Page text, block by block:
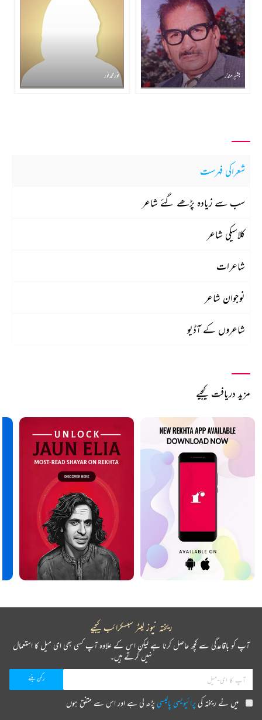
بشیر منذر نور محمد نور
شعراکی فہرست
سب سے زیادہ پڑھے گئے شاعر
کلاسیکی شاعر
شاعرات
نوجوان شاعر
شاعروں کے آڈیو
مزید دریافت کیجیے
ریختہ نیوز لیٹر سبسکرائب کیجیے
آپ کو باقاعدگی سے کچھ حاصل کرنا ہے لیکن اس کے علاوہ آپ کسی بھی ای میل کا استعمال
نہیں کرتے ہیں۔
میں نے ریختہ کیپرائیویسی پالیسیپڑھ لی ہے اور اس سے متفق ہوں